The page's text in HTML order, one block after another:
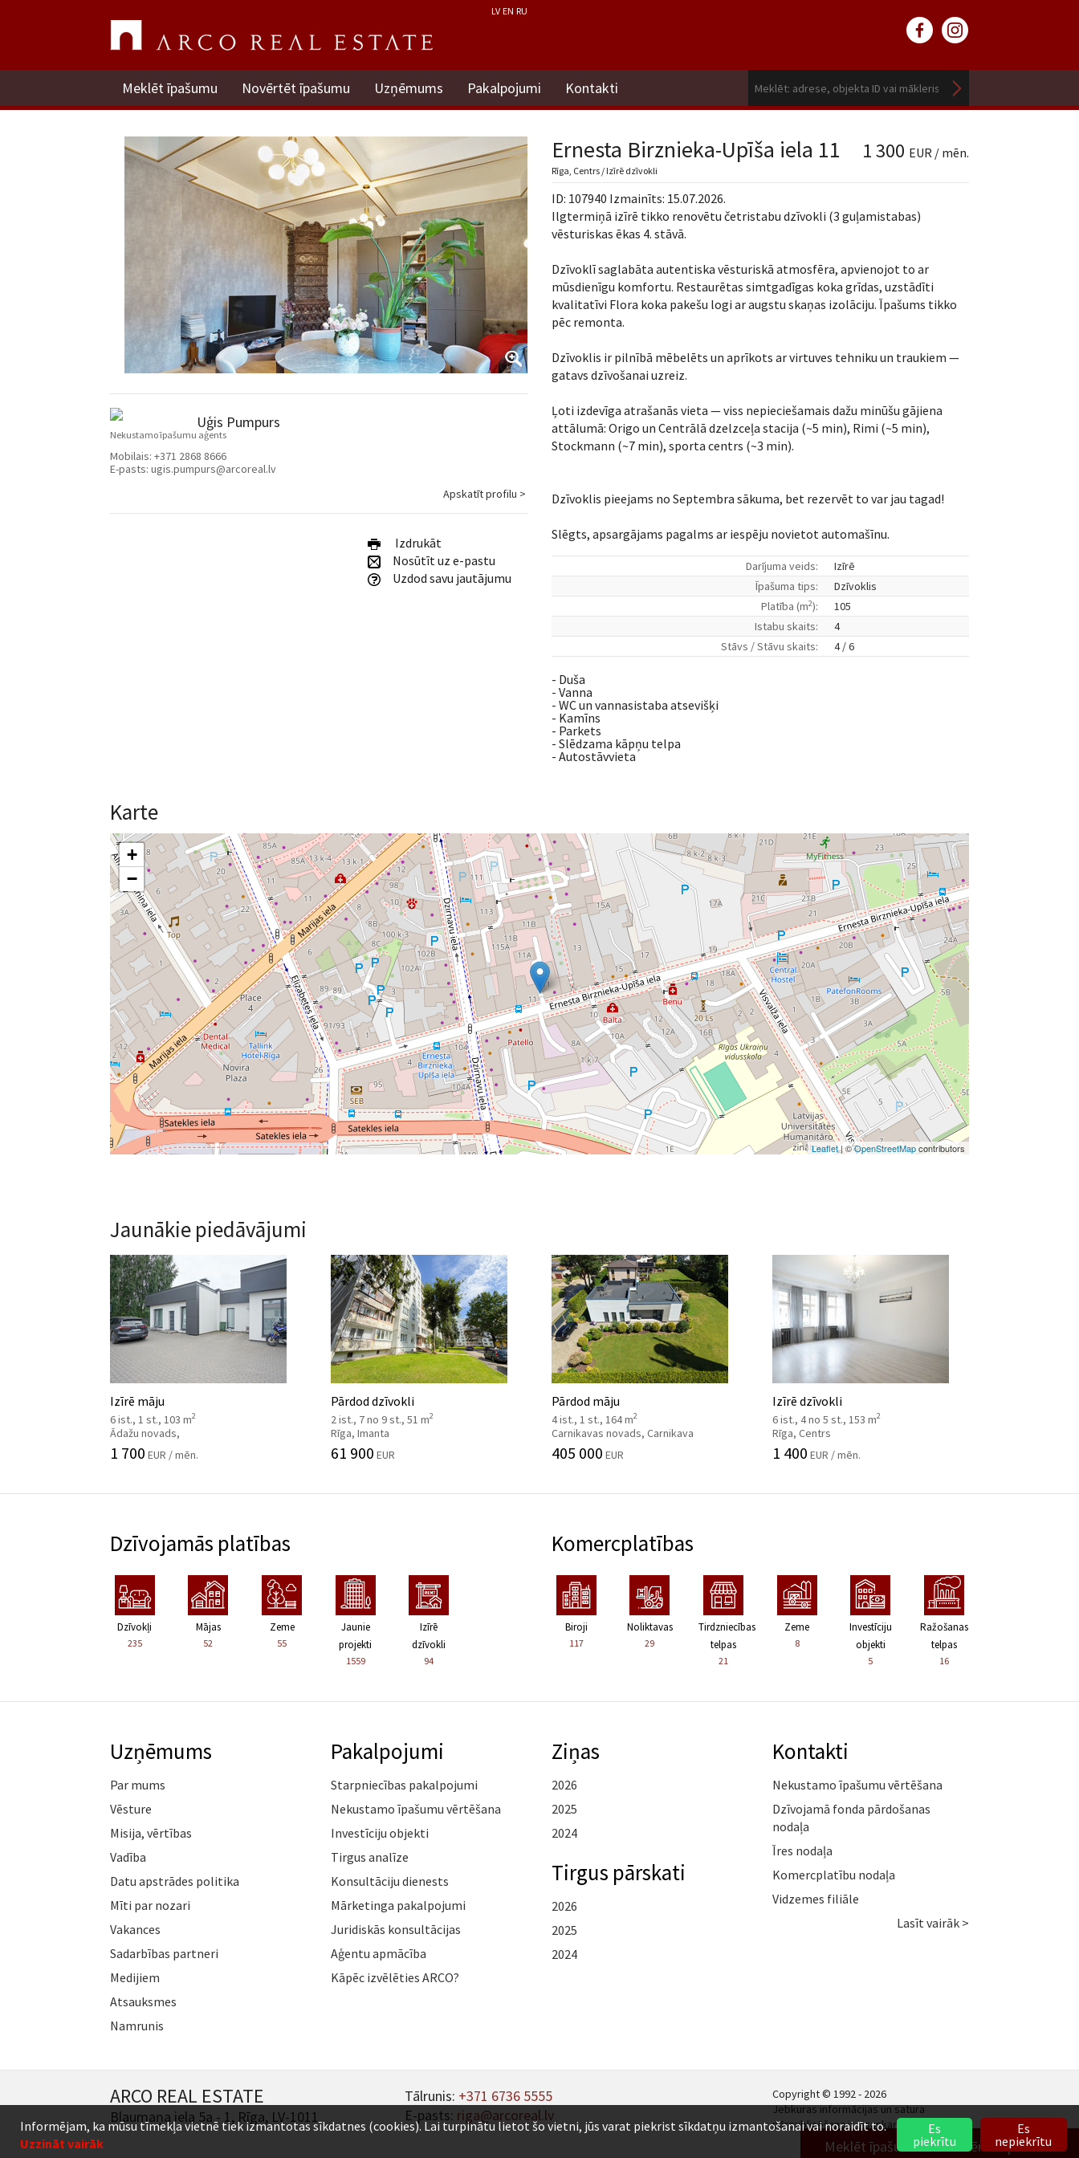
LV EN RU
Meklēt īpašumu Novērtēt īpašumu Uzņēmums Pakalpojumi Kontakti
Ernesta Birznieka-Upīša iela 11 1 300 EUR / mēn.
Rīga, Centrs / Izīrē dzīvokli
ID: 107940 Izmainīts: 15.07.2026.
Ilgtermiņā izīrē tikko renovētu četristabu dzīvokli (3 guļamistabas)
vēsturiskas ēkas 4. stāvā.
Dzīvoklī saglabāta autentiska vēsturiskā atmosfēra, apvienojot to ar
mūsdienīgu komfortu. Restaurētas simtgadīgas koka grīdas, uzstādīti
kvalitatīvi Flora koka pakešu logi ar augstu skaņas izolāciju. Īpašums tikko
pēc remonta.
Dzīvoklis ir pilnībā mēbelēts un aprīkots ar virtuves tehniku un traukiem —
gatavs dzīvošanai uzreiz.
Ļoti izdevīga atrašanās vieta — viss nepieciešamais dažu minūšu gājiena
attālumā: Origo un Centrālā dzelzceļa stacija (~5 min), Rimi (~5 min),
Stockmann (~7 min), sporta centrs (~3 min).
Dzīvoklis pieejams no Septembra sākuma, bet rezervēt to var jau tagad!
Slēgts, apsargājams pagalms ar iespēju novietot automašīnu.
Darījuma veids:
Izīrē
Īpašuma tips:
Dzīvoklis
Platība (m2):
105
Istabu skaits:
4
Stāvs / Stāvu skaits:
4 / 6
- Duša
- Vanna
- WC un vannasistaba atsevišķi
- Kamīns
- Parkets
- Slēdzama kāpņu telpa
- Autostāvvieta
Uģis Pumpurs
Nekustamo īpašumu aģents
Mobilais: +371 2868 8666
E-pasts: ugis.pumpurs@arcoreal.lv
Apskatīt profilu >
Izdrukāt
Nosūtīt uz e-pastu
Uzdod savu jautājumu
Karte
+
−
Leaflet| ©OpenStreetMapcontributors
Jaunākie piedāvājumi
Izīrē māju
6 ist., 1 st., 103 m2
Ādažu novads,
1 700 EUR / mēn.
Pārdod dzīvokli
2 ist., 7 no 9 st., 51 m2
Rīga, Imanta
61 900 EUR
Pārdod māju
4 ist., 1 st., 164 m2
Carnikavas novads, Carnikava
405 000 EUR
Izīrē dzīvokli
6 ist., 4 no 5 st., 153 m2
Rīga, Centrs
1 400 EUR / mēn.
Dzīvojamās platības
Dzīvokļi
235
Mājas
52
Zeme
55
Jaunie
projekti
1559
Izīrē
dzīvokli
94
Komercplatības
Biroji
117
Noliktavas
29
Tirdzniecības
telpas
21
Zeme
8
Investīciju
objekti
5
Ražošanas
telpas
16
Uzņēmums
Par mums
Vēsture
Misija, vērtības
Vadība
Datu apstrādes politika
Mīti par nozari
Vakances
Sadarbības partneri
Medijiem
Atsauksmes
Namrunis
Pakalpojumi
Starpniecības pakalpojumi
Nekustamo īpašumu vērtēšana
Investīciju objekti
Tirgus analīze
Konsultāciju dienests
Mārketinga pakalpojumi
Juridiskās konsultācijas
Aģentu apmācība
Kāpēc izvēlēties ARCO?
Ziņas
2026
2025
2024
Tirgus pārskati
2026
2025
2024
Kontakti
Nekustamo īpašumu vērtēšana
Dzīvojamā fonda pārdošanas
nodaļa
Īres nodaļa
Komercplatību nodaļa
Vidzemes filiāle
Lasīt vairāk >
ARCO REAL ESTATE
Blaumaņa iela 5a - 1, Rīga, LV-1011
Tālrunis: +371 6736 5555
E-pasts: riga@arcoreal.lv
Copyright © 1992 - 2026
Jebkuras informācijas un satura
pārpublicēšana ir jāsaskaņo.
Meklēt īpašumu Novērtēt īpašumu
Informējam, ka mūsu tīmekļa vietnē tiek izmantotas sīkdatnes (cookies). Lai turpinātu lietot šo vietni, jūs varat piekrist sīkdatņu izmantošanai vai noraidīt to.
Uzzināt vairāk
Es
piekrītu
Es
nepiekrītu